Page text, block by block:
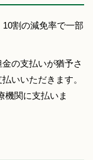
割の減免率で一部
の支払いが猶予さ
いいただきます。
機関に支払いま